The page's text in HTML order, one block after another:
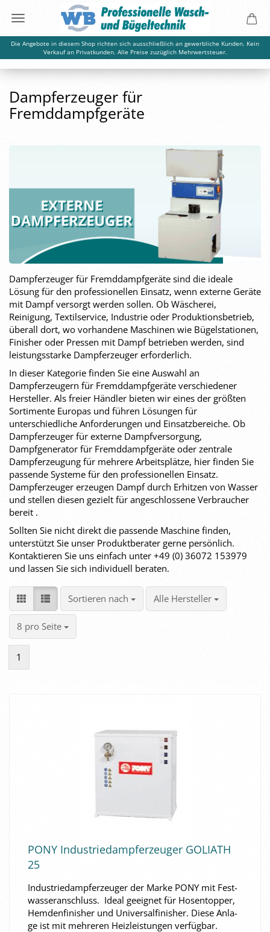
Die Angebote in diesem Shop richten sich ausschließlich an gewerbliche Kunden. Kein
Verkauf an Privatkunden. Alle Preise zuzüglich Mehrwertsteuer.
Dampferzeuger für
Fremddampfgeräte
Dampferzeuger für Fremddampfgeräte sind die ideale
Lösung für den professionellen Einsatz, wenn externe Geräte
mit Dampf versorgt werden sollen. Ob Wäscherei,
Reinigung, Textilservice, Industrie oder Produktionsbetrieb,
überall dort, wo vorhandene Maschinen wie Bügelstationen,
Finisher oder Pressen mit Dampf betrieben werden, sind
leistungsstarke Dampferzeuger erforderlich.
In dieser Kategorie finden Sie eine Auswahl an
Dampferzeugern für Fremddampfgeräte verschiedener
Hersteller. Als freier Händler bieten wir eines der größten
Sortimente Europas und führen Lösungen für
unterschiedliche Anforderungen und Einsatzbereiche. Ob
Dampferzeuger für externe Dampfversorgung,
Dampfgenerator für Fremddampfgeräte oder zentrale
Dampferzeugung für mehrere Arbeitsplätze, hier finden Sie
passende Systeme für den professionellen Einsatz.
Dampferzeuger erzeugen Dampf durch Erhitzen von Wasser
und stellen diesen gezielt für angeschlossene Verbraucher
bereit .
Sollten Sie nicht direkt die passende Maschine finden,
unterstützt Sie unser Produktberater gerne persönlich.
Kontaktieren Sie uns einfach unter +49 (0) 36072 153979
und lassen Sie sich individuell beraten.
Sortieren nach
Sortieren nach Alle Hersteller
pro Seite
8 pro Seite
pro Seite
1
PONY In­dus­trie­dampf­erzeu­ger GO­LI­ATH
25
In­dus­trie­dampf­erzeu­ger der Marke PONY mit Fest­
was­ser­an­schluss. Ideal ge­eig­net für Ho­sen­top­per,
Hem­den­fi­nis­her und Uni­ver­sal­fi­nis­her. Diese An­la­
ge ist mit meh­re­ren Heiz­leis­tun­gen ver­füg­bar.